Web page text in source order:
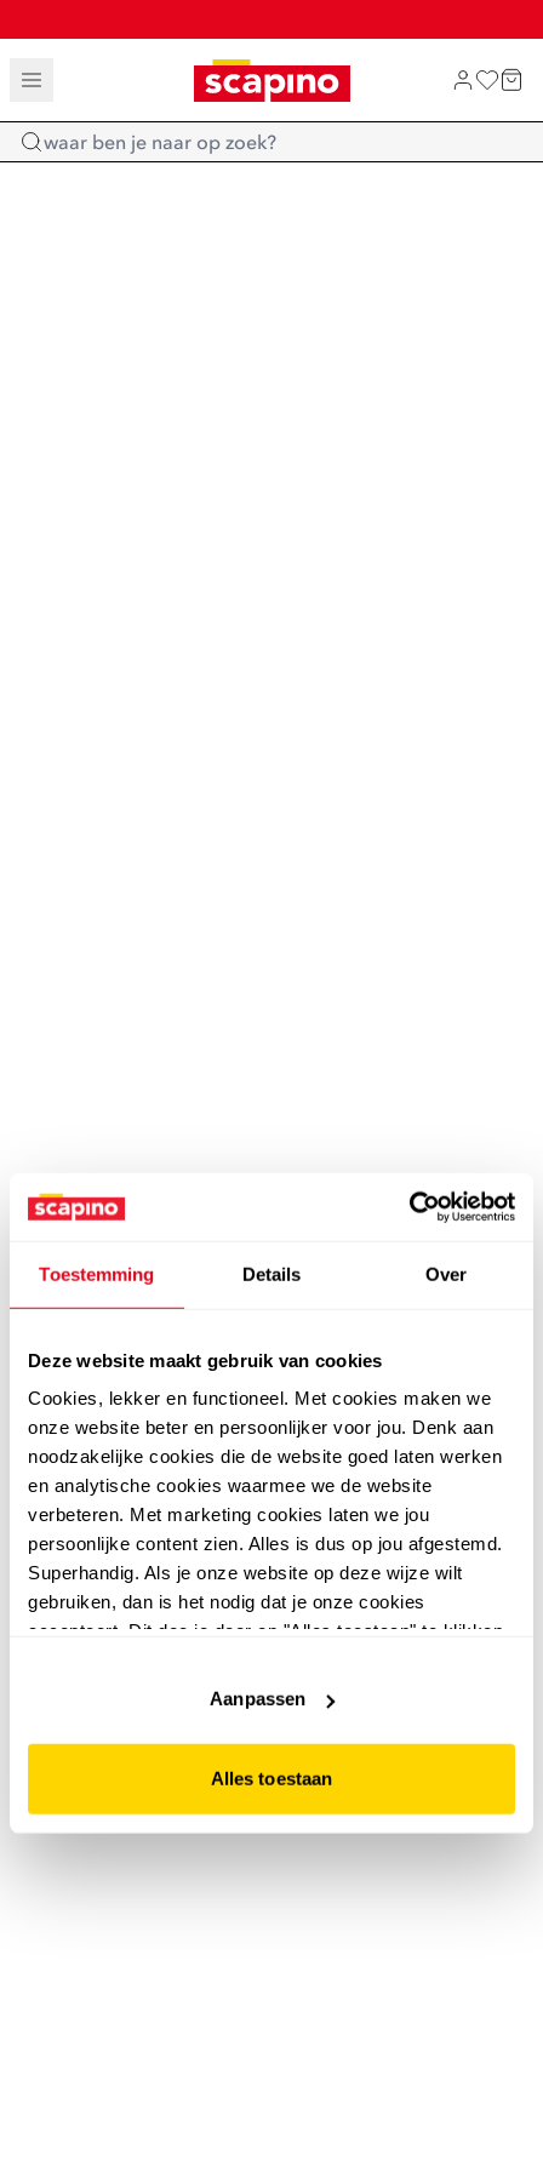
Toestemming Details Over
Deze website maakt gebruik van cookies
Cookies, lekker en functioneel. Met cookies maken we
onze website beter en persoonlijker voor jou. Denk aan
noodzakelijke cookies die de website goed laten werken
en analytische cookies waarmee we de website
verbeteren. Met marketing cookies laten we jou
persoonlijke content zien. Alles is dus op jou afgestemd.
Superhandig. Als je onze website op deze wijze wilt
gebruiken, dan is het nodig dat je onze cookies
accepteert. Dit doe je door op "Alles toestaan" te klikken.
website niet optimaal functioneert.
Aanpassen
Alles toestaan
TOT 70% KORTING OP SALE
SHOP NIEUW
Home